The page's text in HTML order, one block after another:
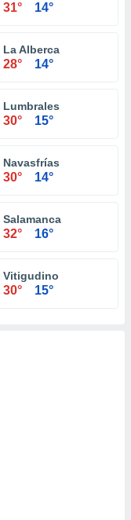
31° 14°
La Alberca
28° 14°
Lumbrales
30° 15°
Navasfrías
30° 14°
Salamanca
32° 16°
Vitigudino
30° 15°